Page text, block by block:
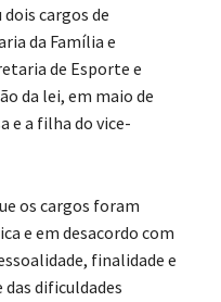
cargos de
da Família e
de Esporte e
da lei, em maio de
e a filha do vice-
os cargos foram
e em desacordo com
finalidade e
dificuldades